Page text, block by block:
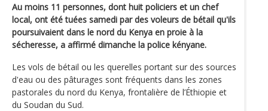
Au moins 11 personnes, dont huit policiers et un chef
local, ont été tuées samedi par des voleurs de bétail qu'ils
poursuivaient dans le nord du Kenya en proie à la
sécheresse, a affirmé dimanche la police kényane.
Les vols de bétail ou les querelles portant sur des sources
d'eau ou des pâturages sont fréquents dans les zones
pastorales du nord du Kenya, frontalière de l’Éthiopie et
du Soudan du Sud.